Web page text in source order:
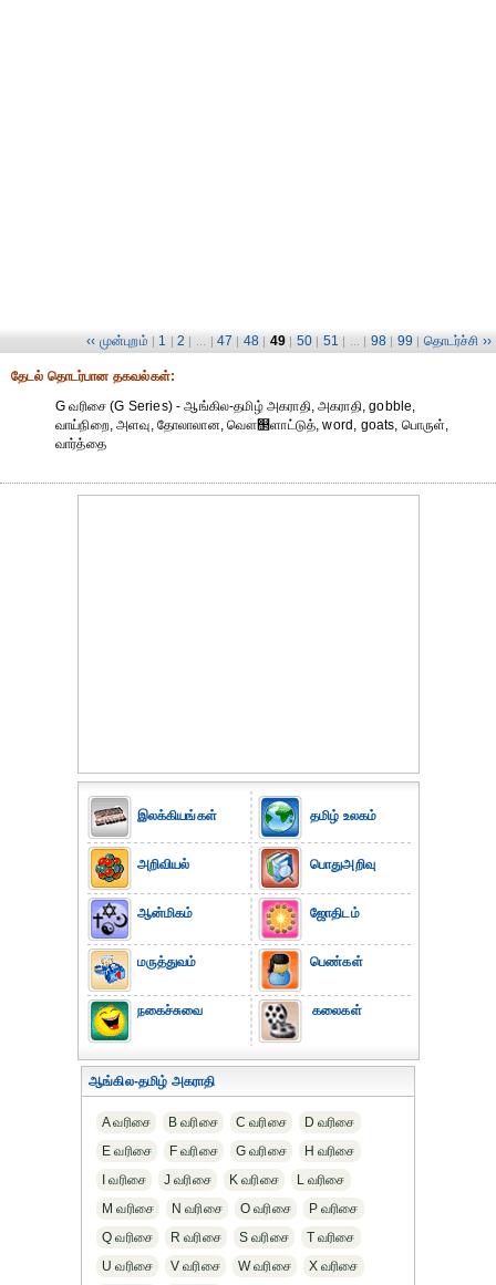
‹‹ முன்புறம் | 1 | 2 | ... | 47 | 48 | 49 | 50 | 51 | ... | 98 | 99 | தொடர்ச்சி ››
தேட‌ல் தொட‌ர்பான தகவ‌ல்க‌ள்:
G வரிசை (G Series) - ஆங்கில-தமிழ் அகராதி, அகராதி, gobble,
வாய்நிறை, அளவு, தோலாலான, வௌ஢ளாட்டுத், word, goats, பொருள்,
வார்த்தை
இலக்கியங்கள்
அறிவியல்
ஆன்மிகம்
மருத்துவம்
நகைச்சுவை
தமிழ் உலகம்
பொதுஅறிவு
ஜோதிடம்
பெண்கள்
கலைகள்
ஆங்கில-தமிழ் அகராதி
A வரிசை B வரிசை C வரிசை
D வரிசை
E வரிசை
F வரிசை G வரிசை
H வரிசை
I வரிசை
J வரிசை K வரிசை
L வரிசை
M வரிசை
N வரிசை O வரிசை
P வரிசை
Q வரிசை
R வரிசை S வரிசை
T வரிசை
U வரிசை
V வரிசை W வரிசை X வரிசை